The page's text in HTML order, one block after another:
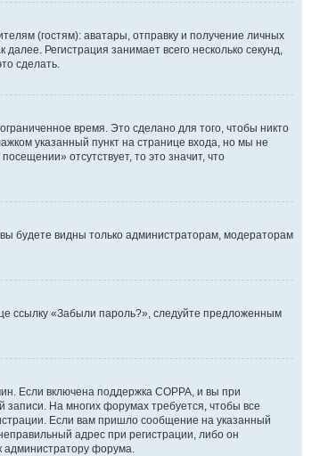
(гостям): аватары, отправку и получение личных
Регистрация занимает всего несколько секунд,
сделать.
время. Это сделано для того, чтобы никто
указанный пункт на странице входа, но мы не
отсутствует, то это значит, что
будете видны только администраторам, модераторам
ссылку «Забыли пароль?», следуйте предложенным
Если включена поддержка COPPA, и вы при
записи. На многих форумах требуется, чтобы все
Если вам пришло сообщение на указанный
адрес при регистрации, либо он
администратору форума.